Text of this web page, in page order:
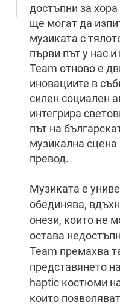
достъпни за
ще могат да
музиката с
първи път у нас
Team отново е
иновациите в
силен социален
интегрира
път на
музикална
превод.
Музиката е
обединява,
онези, които не
остава
Team премахва
представянето
haptic костюми
които